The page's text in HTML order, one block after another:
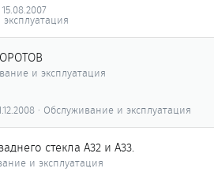
15.08.2007
и эксплуатация
Обслуживание и эксплуатация
стекла А32 и А33.
и эксплуатация